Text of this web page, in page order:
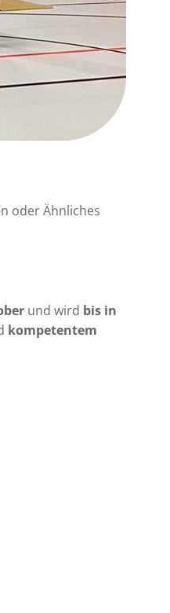
oder Ähnliches
und wird bis in
kompetentem